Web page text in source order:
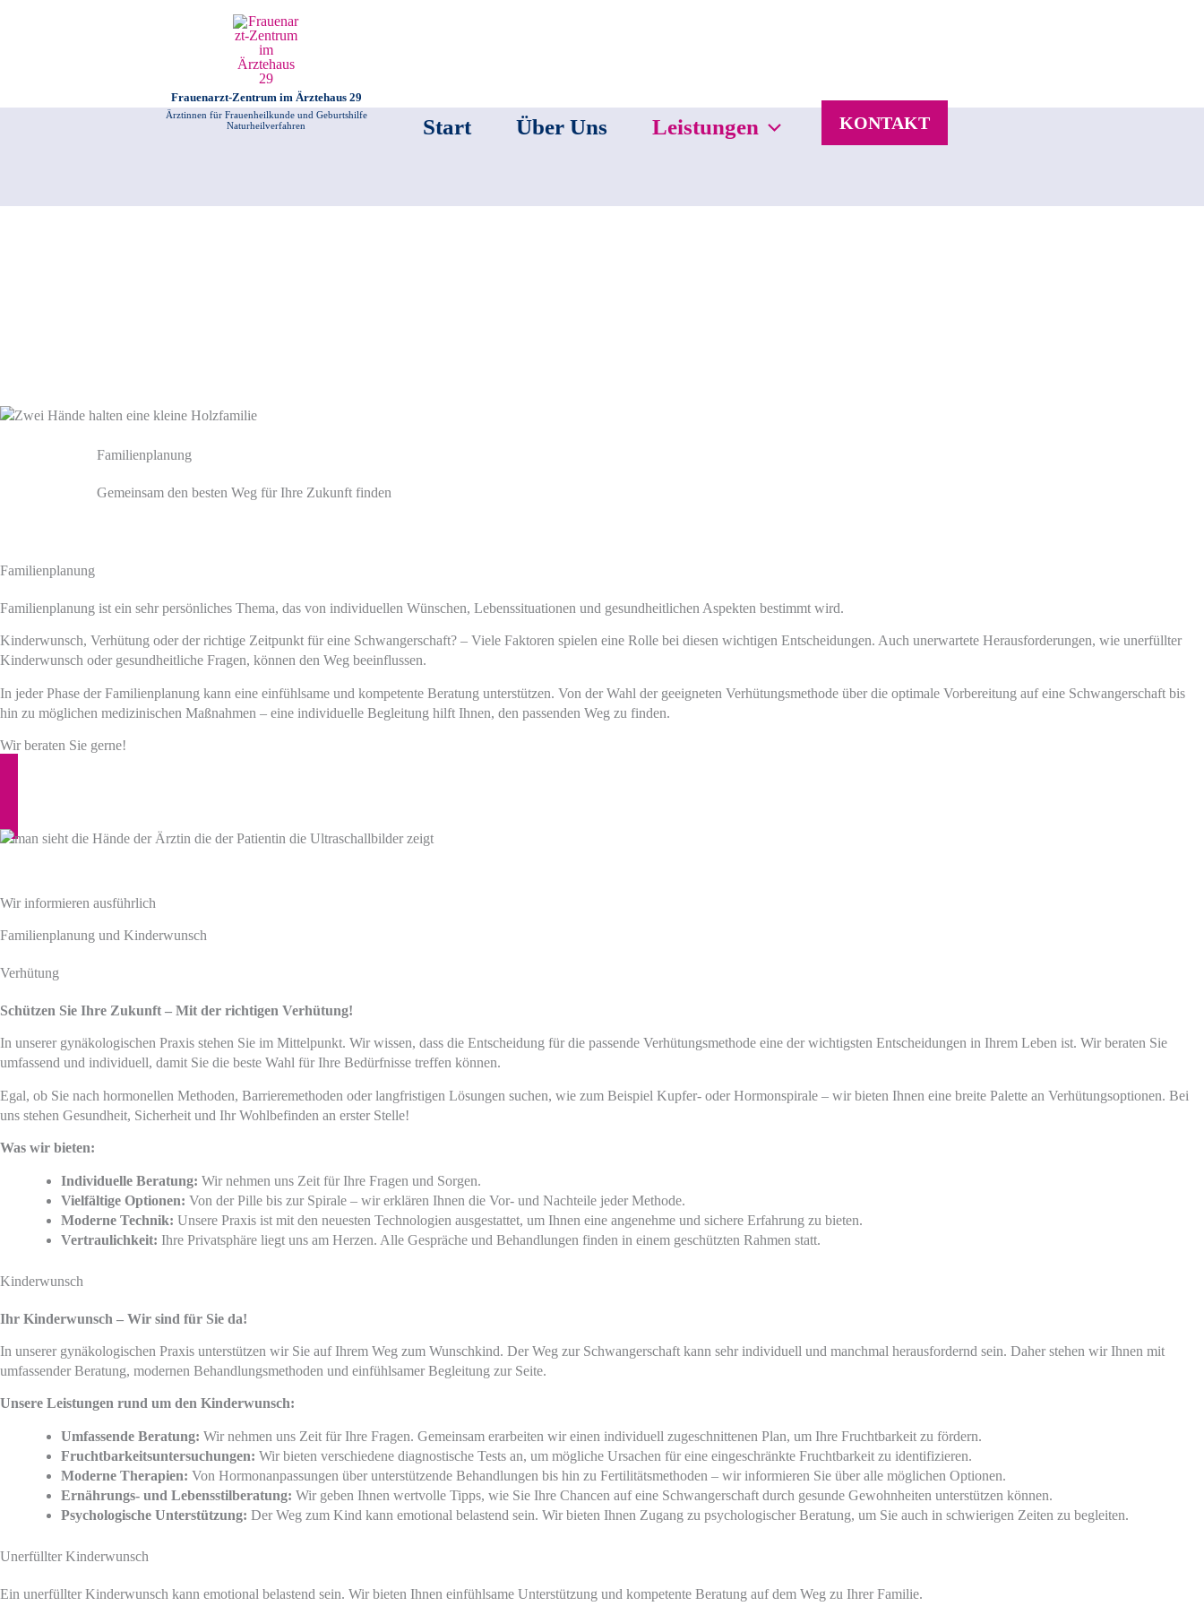
Frauenarzt-Zentrum im Ärztehaus 29
Ärztinnen für Frauenheilkunde und Geburtshilfe
Naturheilverfahren
Start Über Uns Leistungen KONTAKT
Familienplanung
Gemeinsam den besten Weg für Ihre Zukunft finden
Familienplanung
Familienplanung ist ein sehr persönliches Thema, das von individuellen Wünschen, Lebenssituationen und gesundheitlichen Aspekten bestimmt wird.
Kinderwunsch, Verhütung oder der richtige Zeitpunkt für eine Schwangerschaft? – Viele Faktoren spielen eine Rolle bei diesen wichtigen Entscheidungen. Auch unerwartete Herausforderungen, wie unerfüllter
Kinderwunsch oder gesundheitliche Fragen, können den Weg beeinflussen.
In jeder Phase der Familienplanung kann eine einfühlsame und kompetente Beratung unterstützen. Von der Wahl der geeigneten Verhütungsmethode über die optimale Vorbereitung auf eine Schwangerschaft bis
hin zu möglichen medizinischen Maßnahmen – eine individuelle Begleitung hilft Ihnen, den passenden Weg zu finden.
Wir beraten Sie gerne!
Wir informieren ausführlich
Familienplanung und Kinderwunsch
Verhütung
Schützen Sie Ihre Zukunft – Mit der richtigen Verhütung!
In unserer gynäkologischen Praxis stehen Sie im Mittelpunkt. Wir wissen, dass die Entscheidung für die passende Verhütungsmethode eine der wichtigsten Entscheidungen in Ihrem Leben ist. Wir beraten Sie
umfassend und individuell, damit Sie die beste Wahl für Ihre Bedürfnisse treffen können.
Egal, ob Sie nach hormonellen Methoden, Barrieremethoden oder langfristigen Lösungen suchen, wie zum Beispiel Kupfer- oder Hormonspirale – wir bieten Ihnen eine breite Palette an Verhütungsoptionen. Bei
uns stehen Gesundheit, Sicherheit und Ihr Wohlbefinden an erster Stelle!
Was wir bieten:
Individuelle Beratung: Wir nehmen uns Zeit für Ihre Fragen und Sorgen.
Vielfältige Optionen: Von der Pille bis zur Spirale – wir erklären Ihnen die Vor- und Nachteile jeder Methode.
Moderne Technik: Unsere Praxis ist mit den neuesten Technologien ausgestattet, um Ihnen eine angenehme und sichere Erfahrung zu bieten.
Vertraulichkeit: Ihre Privatsphäre liegt uns am Herzen. Alle Gespräche und Behandlungen finden in einem geschützten Rahmen statt.
Kinderwunsch
Ihr Kinderwunsch – Wir sind für Sie da!
In unserer gynäkologischen Praxis unterstützen wir Sie auf Ihrem Weg zum Wunschkind. Der Weg zur Schwangerschaft kann sehr individuell und manchmal herausfordernd sein. Daher stehen wir Ihnen mit
umfassender Beratung, modernen Behandlungsmethoden und einfühlsamer Begleitung zur Seite.
Unsere Leistungen rund um den Kinderwunsch:
Umfassende Beratung: Wir nehmen uns Zeit für Ihre Fragen. Gemeinsam erarbeiten wir einen individuell zugeschnittenen Plan, um Ihre Fruchtbarkeit zu fördern.
Fruchtbarkeitsuntersuchungen: Wir bieten verschiedene diagnostische Tests an, um mögliche Ursachen für eine eingeschränkte Fruchtbarkeit zu identifizieren.
Moderne Therapien: Von Hormonanpassungen über unterstützende Behandlungen bis hin zu Fertilitätsmethoden – wir informieren Sie über alle möglichen Optionen.
Ernährungs- und Lebensstilberatung: Wir geben Ihnen wertvolle Tipps, wie Sie Ihre Chancen auf eine Schwangerschaft durch gesunde Gewohnheiten unterstützen können.
Psychologische Unterstützung: Der Weg zum Kind kann emotional belastend sein. Wir bieten Ihnen Zugang zu psychologischer Beratung, um Sie auch in schwierigen Zeiten zu begleiten.
Unerfüllter Kinderwunsch
Ein unerfüllter Kinderwunsch kann emotional belastend sein. Wir bieten Ihnen einfühlsame Unterstützung und kompetente Beratung auf dem Weg zu Ihrer Familie.